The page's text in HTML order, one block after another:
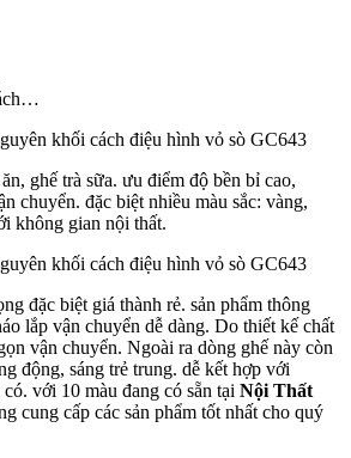
ghế trà sữa. ưu điểm độ bền bỉ cao,
chuyển. đặc biệt nhiều màu sắc: vàng,
không gian nội thất.
đặc biệt giá thành rẻ. sản phẩm thông
lắp vận chuyển dễ dàng. Do thiết kế chất
vận chuyển. Ngoài ra dòng ghế này còn
động, sáng trẻ trung. dễ kết hợp với
với 10 màu đang có sẵn tại Nội Thất
cung cấp các sản phẩm tốt nhất cho quý